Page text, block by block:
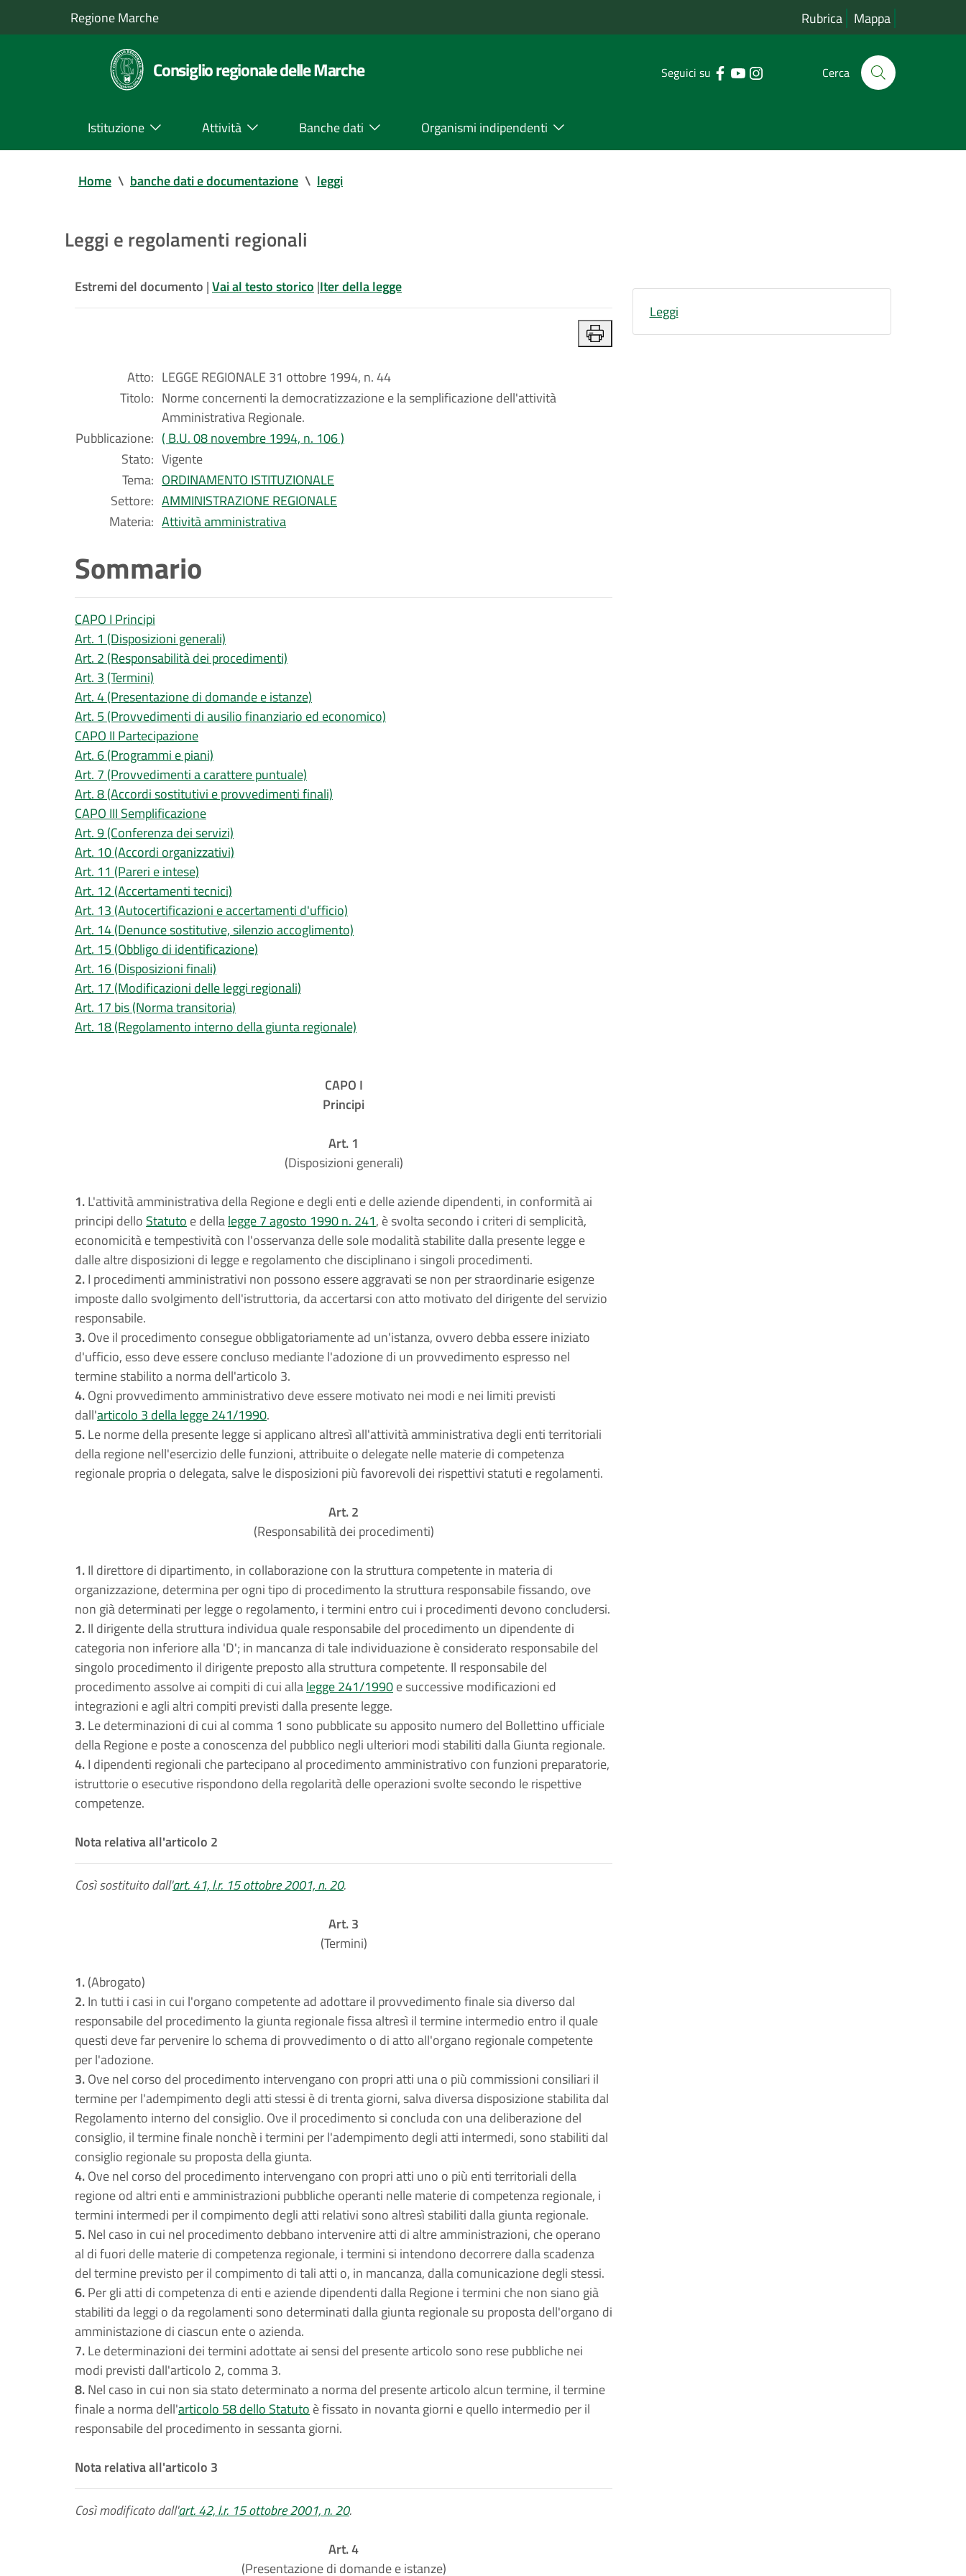
Regione Marche Rubrica Mappa
Consiglio regionale delle Marche Seguici su Cerca
Istituzione Attività Banche dati Organismi indipendenti
Home \ banche dati e documentazione \ leggi
Leggi e regolamenti regionali
Estremi del documento |Vai al testo storico |Iter della legge
Atto: LEGGE REGIONALE 31 ottobre 1994, n. 44
Titolo: Norme concernenti la democratizzazione e la semplificazione dell'attività
Amministrativa Regionale.
Pubblicazione: ( B.U. 08 novembre 1994, n. 106 )
Stato: Vigente
Tema: ORDINAMENTO ISTITUZIONALE
Settore: AMMINISTRAZIONE REGIONALE
Materia: Attività amministrativa
Sommario
CAPO I Principi
Art. 1 (Disposizioni generali)
Art. 2 (Responsabilità dei procedimenti)
Art. 3 (Termini)
Art. 4 (Presentazione di domande e istanze)
Art. 5 (Provvedimenti di ausilio finanziario ed economico)
CAPO II Partecipazione
Art. 6 (Programmi e piani)
Art. 7 (Provvedimenti a carattere puntuale)
Art. 8 (Accordi sostitutivi e provvedimenti finali)
CAPO III Semplificazione
Art. 9 (Conferenza dei servizi)
Art. 10 (Accordi organizzativi)
Art. 11 (Pareri e intese)
Art. 12 (Accertamenti tecnici)
Art. 13 (Autocertificazioni e accertamenti d'ufficio)
Art. 14 (Denunce sostitutive, silenzio accoglimento)
Art. 15 (Obbligo di identificazione)
Art. 16 (Disposizioni finali)
Art. 17 (Modificazioni delle leggi regionali)
Art. 17 bis (Norma transitoria)
Art. 18 (Regolamento interno della giunta regionale)
CAPO I
Principi
Art. 1
(Disposizioni generali)
1.L'attività amministrativa della Regione e degli enti e delle aziende dipendenti, in conformità ai
principi dello Statuto e dellalegge 7 agosto 1990 n. 241, è svolta secondo i criteri di semplicità,
economicità e tempestività con l'osservanza delle sole modalità stabilite dalla presente legge e
dalle altre disposizioni di legge e regolamento che disciplinano i singoli procedimenti.
2.I procedimenti amministrativi non possono essere aggravati se non per straordinarie esigenze
imposte dallo svolgimento dell'istruttoria, da accertarsi con atto motivato del dirigente del servizio
responsabile.
3.Ove il procedimento consegue obbligatoriamente ad un'istanza, ovvero debba essere iniziato
d'ufficio, esso deve essere concluso mediante l'adozione di un provvedimento espresso nel
termine stabilito a norma dell'articolo 3.
4.Ogni provvedimento amministrativo deve essere motivato nei modi e nei limiti previsti
dall'articolo 3 della legge 241/1990.
5.Le norme della presente legge si applicano altresì all'attività amministrativa degli enti territoriali
della regione nell'esercizio delle funzioni, attribuite o delegate nelle materie di competenza
regionale propria o delegata, salve le disposizioni più favorevoli dei rispettivi statuti e regolamenti.
Art. 2
(Responsabilità dei procedimenti)
1.Il direttore di dipartimento, in collaborazione con la struttura competente in materia di
organizzazione, determina per ogni tipo di procedimento la struttura responsabile fissando, ove
non già determinati per legge o regolamento, i termini entro cui i procedimenti devono concludersi.
2.Il dirigente della struttura individua quale responsabile del procedimento un dipendente di
categoria non inferiore alla 'D'; in mancanza di tale individuazione è considerato responsabile del
singolo procedimento il dirigente preposto alla struttura competente. Il responsabile del
procedimento assolve ai compiti di cui allalegge 241/1990e successive modificazioni ed
integrazioni e agli altri compiti previsti dalla presente legge.
3.Le determinazioni di cui al comma 1 sono pubblicate su apposito numero del Bollettino ufficiale
della Regione e poste a conoscenza del pubblico negli ulteriori modi stabiliti dalla Giunta regionale.
4.I dipendenti regionali che partecipano al procedimento amministrativo con funzioni preparatorie,
istruttorie o esecutive rispondono della regolarità delle operazioni svolte secondo le rispettive
competenze.
Nota relativa all'articolo 2
Così sostituito dall'art. 41, l.r. 15 ottobre 2001, n. 20.
Art. 3
(Termini)
1.(Abrogato)
2.In tutti i casi in cui l'organo competente ad adottare il provvedimento finale sia diverso dal
responsabile del procedimento la giunta regionale fissa altresì il termine intermedio entro il quale
questi deve far pervenire lo schema di provvedimento o di atto all'organo regionale competente
per l'adozione.
3.Ove nel corso del procedimento intervengano con propri atti una o più commissioni consiliari il
termine per l'adempimento degli atti stessi è di trenta giorni, salva diversa disposizione stabilita dal
Regolamento interno del consiglio. Ove il procedimento si concluda con una deliberazione del
consiglio, il termine finale nonchè i termini per l'adempimento degli atti intermedi, sono stabiliti dal
consiglio regionale su proposta della giunta.
4.Ove nel corso del procedimento intervengano con propri atti uno o più enti territoriali della
regione od altri enti e amministrazioni pubbliche operanti nelle materie di competenza regionale, i
termini intermedi per il compimento degli atti relativi sono altresì stabiliti dalla giunta regionale.
5.Nel caso in cui nel procedimento debbano intervenire atti di altre amministrazioni, che operano
al di fuori delle materie di competenza regionale, i termini si intendono decorrere dalla scadenza
del termine previsto per il compimento di tali atti o, in mancanza, dalla comunicazione degli stessi.
6.Per gli atti di competenza di enti e aziende dipendenti dalla Regione i termini che non siano già
stabiliti da leggi o da regolamenti sono determinati dalla giunta regionale su proposta dell'organo di
amministazione di ciascun ente o azienda.
7.Le determinazioni dei termini adottate ai sensi del presente articolo sono rese pubbliche nei
modi previsti dall'articolo 2, comma 3.
8.Nel caso in cui non sia stato determinato a norma del presente articolo alcun termine, il termine
finale a norma dell'articolo 58 dello Statuto è fissato in novanta giorni e quello intermedio per il
responsabile del procedimento in sessanta giorni.
Nota relativa all'articolo 3
Così modificato dall'art. 42, l.r. 15 ottobre 2001, n. 20.
Art. 4
(Presentazione di domande e istanze)
Leggi